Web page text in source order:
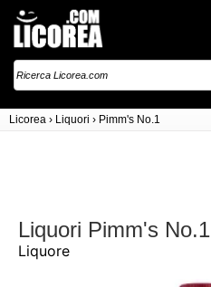
Licorea › Liquori › Pimm's No.1
Liquori Pimm's No.1
Liquore